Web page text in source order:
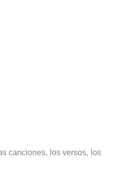
canciones, los versos, los